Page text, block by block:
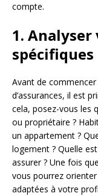
compte.
1. Analyser
spécifiques
Avant de
d’assurances, il est
cela, posez-vous les
ou propriétaire ?
un appartement ?
logement ? Quelle
assurer ? Une fois
vous pourrez
adaptées à votre